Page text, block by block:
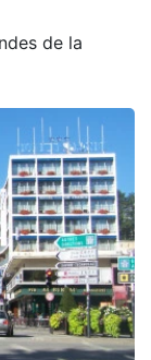
de la